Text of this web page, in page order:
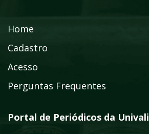
Home
Cadastro
Acesso
Perguntas Frequentes
Portal de Periódicos da Univali